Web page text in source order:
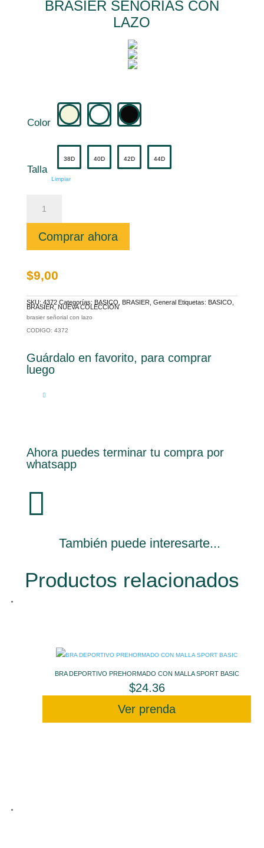
BRASIER SEÑORIAS CON
LAZO
Color
Talla
38D 40D 42D 44D
Limpiar
Comprar ahora
$9,00
SKU: 4372 Categorías: BASICO BRASIER General Etiquetas: BASICO
BRASIER,NUEVA COLECCIÓN
brasier señorial con lazo
CODIGO: 4372
Guárdalo en favorito, para comprar
luego
Ahora puedes terminar tu compra por
whatsapp

También puede interesarte...
Productos relacionados
BRA DEPORTIVO PREHORMADO CON MALLA SPORT BASIC
$24.36
Ver prenda